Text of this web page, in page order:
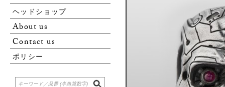
ヘッドショップ
About us
Contact us
ポリシー